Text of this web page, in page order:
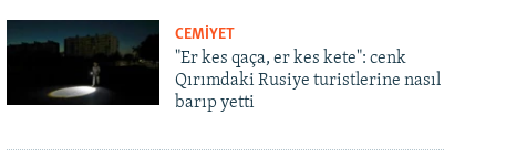
CEMİYET
"Er kes qaça, er kes kete": cenk
Qırımdaki Rusiye turistlerine nasıl
barıp yetti